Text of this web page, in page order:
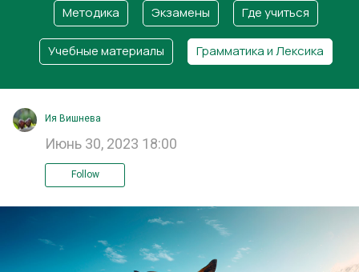
Методика Экзамены Где учиться
Учебные материалы Грамматика и Лексика
Ия Вишнева
Июнь 30, 2023 18:00
Follow